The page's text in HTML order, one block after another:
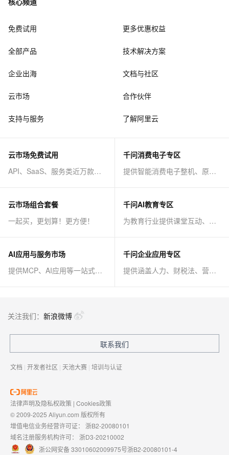
免费试用 更多优惠权益
全部产品 技术解决方案
企业出海 文档与社区
云市场 合作伙伴
支持与服务 了解阿里云
云市场免费试用
API、SaaS、服务类近万款商品免费试！
千问消费电子专区
提供智能消费电子整机、原子能力等AI方案
云市场组合套餐
一起买，更划算！更方便！
千问AI教育专区
为教育行业提供课堂互动、课程制作等AI方案
AI应用与服务市场
提供MCP、AI应用等一站式AI解决方案
千问企业应用专区
提供涵盖人力、财税法、营销、客服等AI方案
关注我们： 新浪微博
联系我们
文档 | 开发者社区 | 天池大赛 | 培训与认证
法律声明及隐私权政策 | Cookies政策
© 2009-2025 Aliyun.com 版权所有
增值电信业务经营许可证： 浙B2-20080101
域名注册服务机构许可： 浙D3-20210002
浙公网安备 33010602009975号浙B2-20080101-4